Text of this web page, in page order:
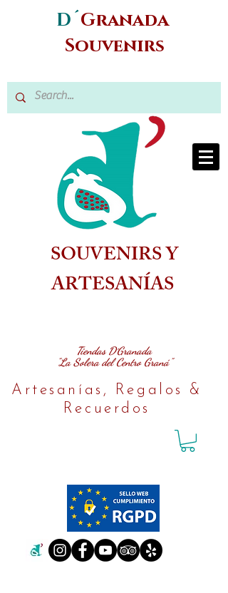
D´Granada
Souvenirs
SOUVENIRS Y
ARTESANÍAS
Tiendas D´Granada
"La Solera del Centro Graná"
Artesanías, Regalos &
Recuerdos